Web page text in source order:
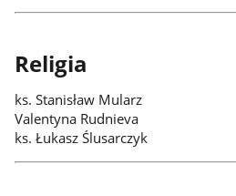
Religia
ks. Stanisław Mularz
Valentyna Rudnieva
ks. Łukasz Ślusarczyk